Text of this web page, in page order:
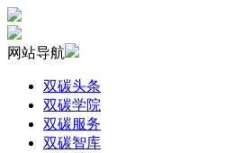
网站导航
双碳头条
双碳学院
双碳服务
双碳智库